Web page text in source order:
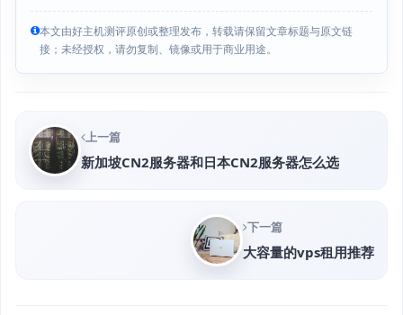
本文由好主机测评原创或整理发布，转载请保留文章标题与原文链
接；未经授权，请勿复制、镜像或用于商业用途。
上一篇
新加坡CN2服务器和日本CN2服务器怎么选
下一篇
大容量的vps租用推荐